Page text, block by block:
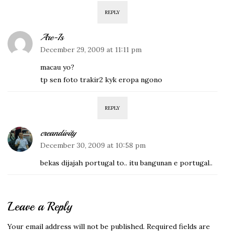
REPLY
Are-Is
December 29, 2009 at 11:11 pm
macau yo?
tp sen foto trakir2 kyk eropa ngono
REPLY
creandivity
December 30, 2009 at 10:58 pm
bekas dijajah portugal to.. itu bangunan e portugal..
Leave a Reply
Your email address will not be published. Required fields are